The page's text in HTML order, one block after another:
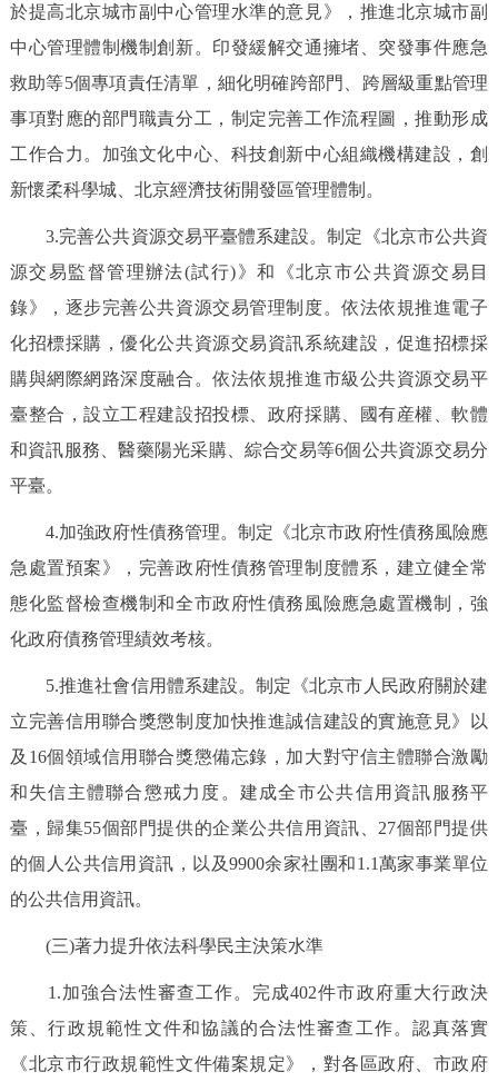
於提高北京城市副中心管理水準的意見》，推進北京城市副
中心管理體制機制創新。印發緩解交通擁堵、突發事件應急
救助等5個專項責任清單，細化明確跨部門、跨層級重點管理
事項對應的部門職責分工，制定完善工作流程圖，推動形成
工作合力。加強文化中心、科技創新中心組織機構建設，創
新懷柔科學城、北京經濟技術開發區管理體制。
3.完善公共資源交易平臺體系建設。制定《北京市公共資
源交易監督管理辦法(試行)》和《北京市公共資源交易目
錄》，逐步完善公共資源交易管理制度。依法依規推進電子
化招標採購，優化公共資源交易資訊系統建設，促進招標採
購與網際網路深度融合。依法依規推進市級公共資源交易平
臺整合，設立工程建設招投標、政府採購、國有産權、軟體
和資訊服務、醫藥陽光采購、綜合交易等6個公共資源交易分
平臺。
4.加強政府性債務管理。制定《北京市政府性債務風險應
急處置預案》，完善政府性債務管理制度體系，建立健全常
態化監督檢查機制和全市政府性債務風險應急處置機制，強
化政府債務管理績效考核。
5.推進社會信用體系建設。制定《北京市人民政府關於建
立完善信用聯合獎懲制度加快推進誠信建設的實施意見》以
及16個領域信用聯合獎懲備忘錄，加大對守信主體聯合激勵
和失信主體聯合懲戒力度。建成全市公共信用資訊服務平
臺，歸集55個部門提供的企業公共信用資訊、27個部門提供
的個人公共信用資訊，以及9900余家社團和1.1萬家事業單位
的公共信用資訊。
(三)著力提升依法科學民主決策水準
1.加強合法性審查工作。完成402件市政府重大行政決
策、行政規範性文件和協議的合法性審查工作。認真落實
《北京市行政規範性文件備案規定》，對各區政府、市政府